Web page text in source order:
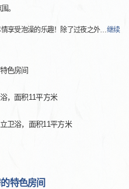
。
享受泡澡的乐趣！除了过夜之外…继续
色房间
，面积11平方米
卫浴，面积11平方米
特色房间